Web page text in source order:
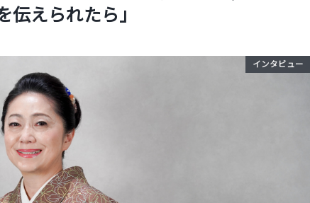
伝えられたら」
インタビュー